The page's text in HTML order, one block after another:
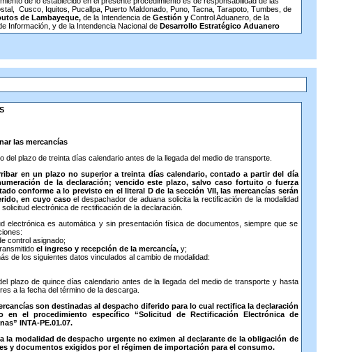
Cusco, Iquitos, Pucallpa, Puerto Maldonado, Puno, Tacna, Tarapoto, Tumbes, de
de Lambayeque,de la Intendencia de Gestión yControl Aduanero, de la
Información, y de la Intendencia Nacional de Desarrollo Estratégico Aduanero
las mercancías
del plazo de treinta días calendario antes de la llegada del medio de transporte.
en un plazo no superior a treinta días calendario, contado a partir del día
de la declaración; vencido este plazo, salvo caso fortuito o fuerza
conforme a lo previsto en el literal D de la sección VII, las mercancías serán
en cuyo casoel despachador de aduana solicita la rectificación de la modalidad
electrónica de rectificación de la declaración.
es automática y sin presentación física de documentos, siempre que se
control asignado;
el ingreso y recepción de la mercancía,y;
de los siguientes datos vinculados al cambio de modalidad:
plazo de quince días calendario antes de la llegada del medio de transporte y hasta
a la fecha del término de la descarga.
son destinadas al despacho diferido para lo cual rectifica la declaración
en el procedimiento específico “Solicitud de Rectificación Electrónica de
INTA-PE.01.07.
la modalidad de despacho urgente no eximen al declarante de la obligación de
y documentos exigidos por el régimen de importación para el consumo.